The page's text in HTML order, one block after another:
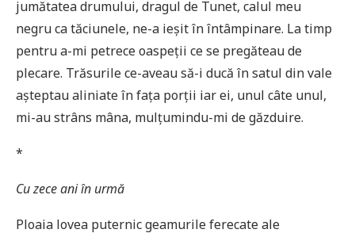
jumătatea drumului, dragul de Tunet, calul meu
negru ca tăciunele, ne-a ieșit în întâmpinare. La timp
pentru a-mi petrece oaspeții ce se pregăteau de
plecare. Trăsurile ce-aveau să-i ducă în satul din vale
așteptau aliniate în fața porții iar ei, unul câte unul,
mi-au strâns mâna, mulțumindu-mi de găzduire.
*
Cu zece ani în urmă
Ploaia lovea puternic geamurile ferecate ale